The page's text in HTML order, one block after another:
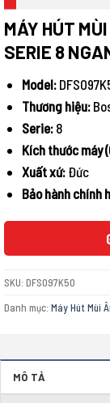
MÁY HÚT
SERIE 8
Model:
Thương hiệu:
Serie: 8
Kích thước máy
Xuất xứ: Đức
Bảo hành chính
SKU: DFS097K50
Danh mục: Máy Hút Mùi
MÔ TẢ